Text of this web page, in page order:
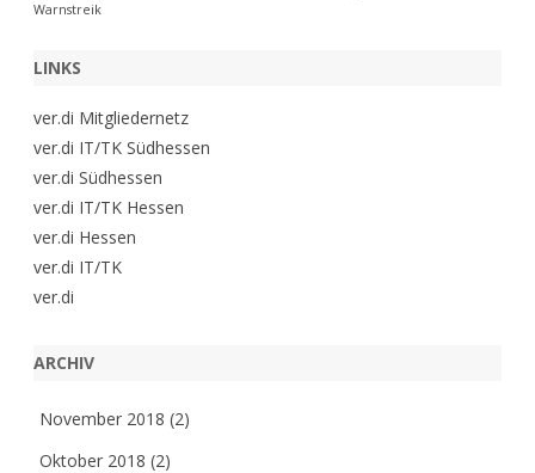
Warnstreik
LINKS
ver.di Mitgliedernetz
ver.di IT/TK Südhessen
ver.di Südhessen
ver.di IT/TK Hessen
ver.di Hessen
ver.di IT/TK
ver.di
ARCHIV
November 2018 (2)
Oktober 2018 (2)